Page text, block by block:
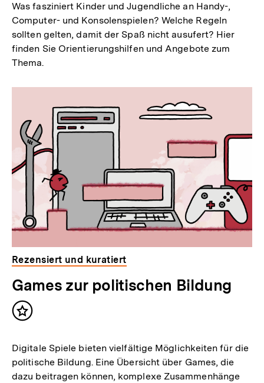
Was fasziniert Kinder und Jugendliche an Handy-,
Computer- und Konsolenspielen? Welche Regeln
sollten gelten, damit der Spaß nicht ausufert? Hier
finden Sie Orientierungshilfen und Angebote zum
Thema.
Rezensiert und kuratiert
Games zur politischen Bildung
Inhalt
Digitale Spiele bieten vielfältige Möglichkeiten für die
politische Bildung. Eine Übersicht über Games, die
dazu beitragen können, komplexe Zusammenhänge